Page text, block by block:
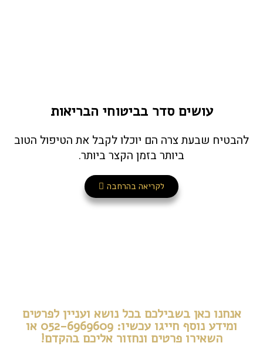
עושים סדר בביטוחי הבריאות
להבטיח שבעת צרה הם יוכלו לקבל את הטיפול הטוב
ביותר בזמן הקצר ביותר.
לקריאה בהרחבה
אנחנו כאן בשבילכם בכל נושא ועניין לפרטים
ומידע נוסף חייגו עכשיו: 052-6969609 או
השאירו פרטים ונחזור אליכם בהקדם!